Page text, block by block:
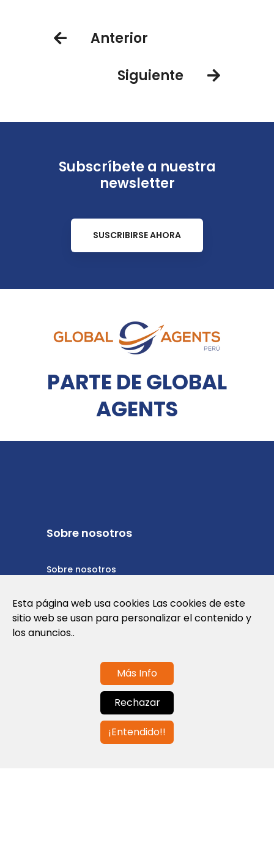
Anterior
Siguiente
Subscríbete a nuestra
newsletter
SUSCRIBIRSE AHORA
PARTE DE GLOBAL
AGENTS
Sobre nosotros
Sobre nosotros
Política de cookies
Contáctanos
info@globalagents.net
Esta página web usa cookies Las cookies de este
sitio web se usan para personalizar el contenido y
los anuncios..
Más Info
Rechazar
¡Entendido!!